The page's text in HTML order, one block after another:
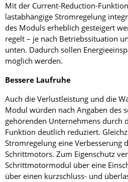
Mit der Current-Reduction-
lastabhängige Stromregelung
des Moduls erheblich gesteigert
regelt – je nach Betriebssituation
unten. Dadurch sollen
möglich werden.
Bessere Laufruhe
Auch die Verlustleistung und die
Modul würden nach Angaben des
gehörenden Unternehmens durch
Funktion deutlich reduziert.
Stromregelung eine Verbesserung
Schrittmotors. Zum Eigenschutz
Schrittmotormodul über eine
über einen kurzschluss- und